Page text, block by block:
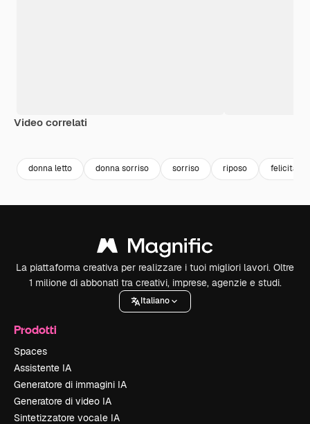
Video correlati
donna letto donna sorriso sorriso riposo felicita
La piattaforma creativa per realizzare i tuoi migliori lavori. Oltre
1 milione di abbonati tra creativi, imprese, agenzie e studi.
Italiano
Prodotti
Spaces
Assistente IA
Generatore di immagini IA
Generatore di video IA
Sintetizzatore vocale IA